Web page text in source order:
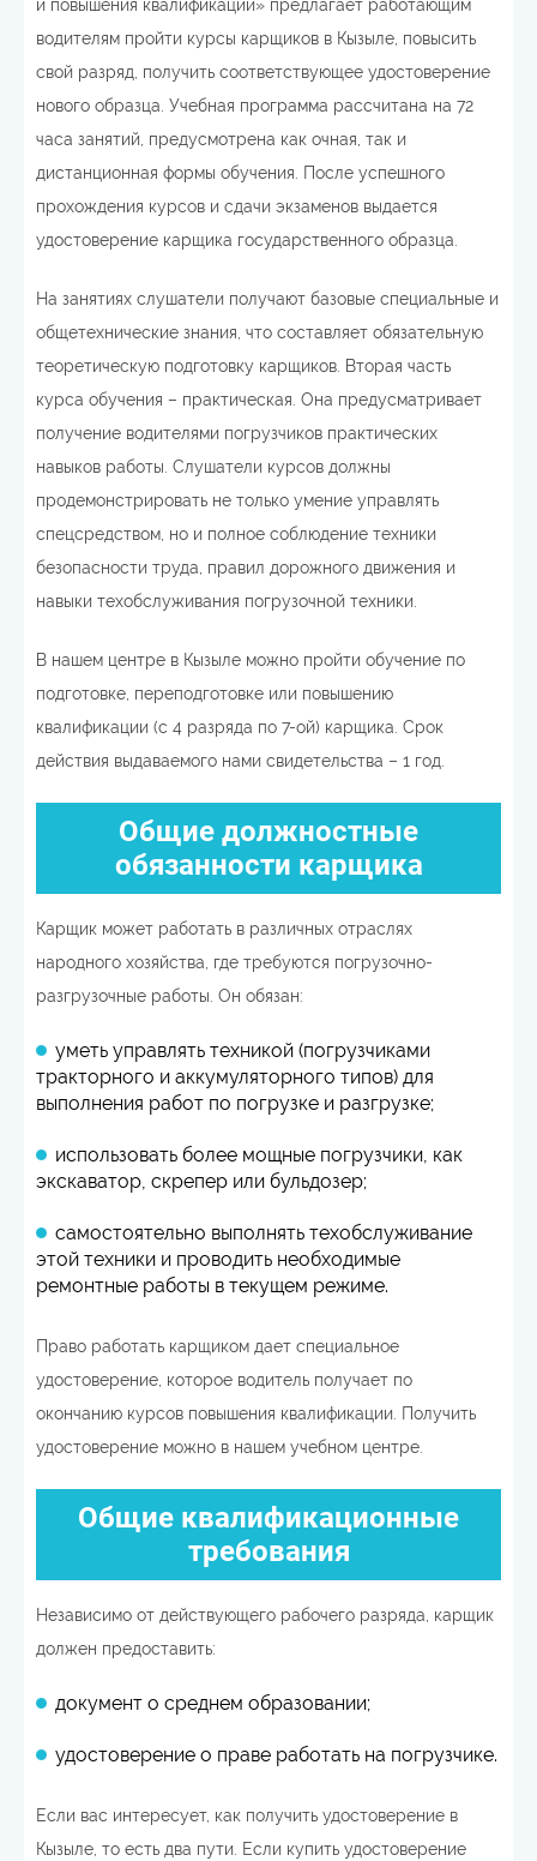
и повышения квалификации» предлагает работающим
водителям пройти курсы карщиков в Кызыле, повысить
свой разряд, получить соответствующее удостоверение
нового образца. Учебная программа рассчитана на 72
часа занятий, предусмотрена как очная, так и
дистанционная формы обучения. После успешного
прохождения курсов и сдачи экзаменов выдается
удостоверение карщика государственного образца.
На занятиях слушатели получают базовые специальные и
общетехнические знания, что составляет обязательную
теоретическую подготовку карщиков. Вторая часть
курса обучения – практическая. Она предусматривает
получение водителями погрузчиков практических
навыков работы. Слушатели курсов должны
продемонстрировать не только умение управлять
спецсредством, но и полное соблюдение техники
безопасности труда, правил дорожного движения и
навыки техобслуживания погрузочной техники.
В нашем центре в Кызыле можно пройти обучение по
подготовке, переподготовке или повышению
квалификации (с 4 разряда по 7-ой) карщика. Срок
действия выдаваемого нами свидетельства – 1 год.
Общие должностные
обязанности карщика
Карщик может работать в различных отраслях
народного хозяйства, где требуются погрузочно-
разгрузочные работы. Он обязан:
уметь управлять техникой (погрузчиками
тракторного и аккумуляторного типов) для
выполнения работ по погрузке и разгрузке;
использовать более мощные погрузчики, как
экскаватор, скрепер или бульдозер;
самостоятельно выполнять техобслуживание
этой техники и проводить необходимые
ремонтные работы в текущем режиме.
Право работать карщиком дает специальное
удостоверение, которое водитель получает по
окончанию курсов повышения квалификации. Получить
удостоверение можно в нашем учебном центре.
Общие квалификационные
требования
Независимо от действующего рабочего разряда, карщик
должен предоставить:
документ о среднем образовании;
удостоверение о праве работать на погрузчике.
Если вас интересует, как получить удостоверение в
Кызыле, то есть два пути. Если купить удостоверение